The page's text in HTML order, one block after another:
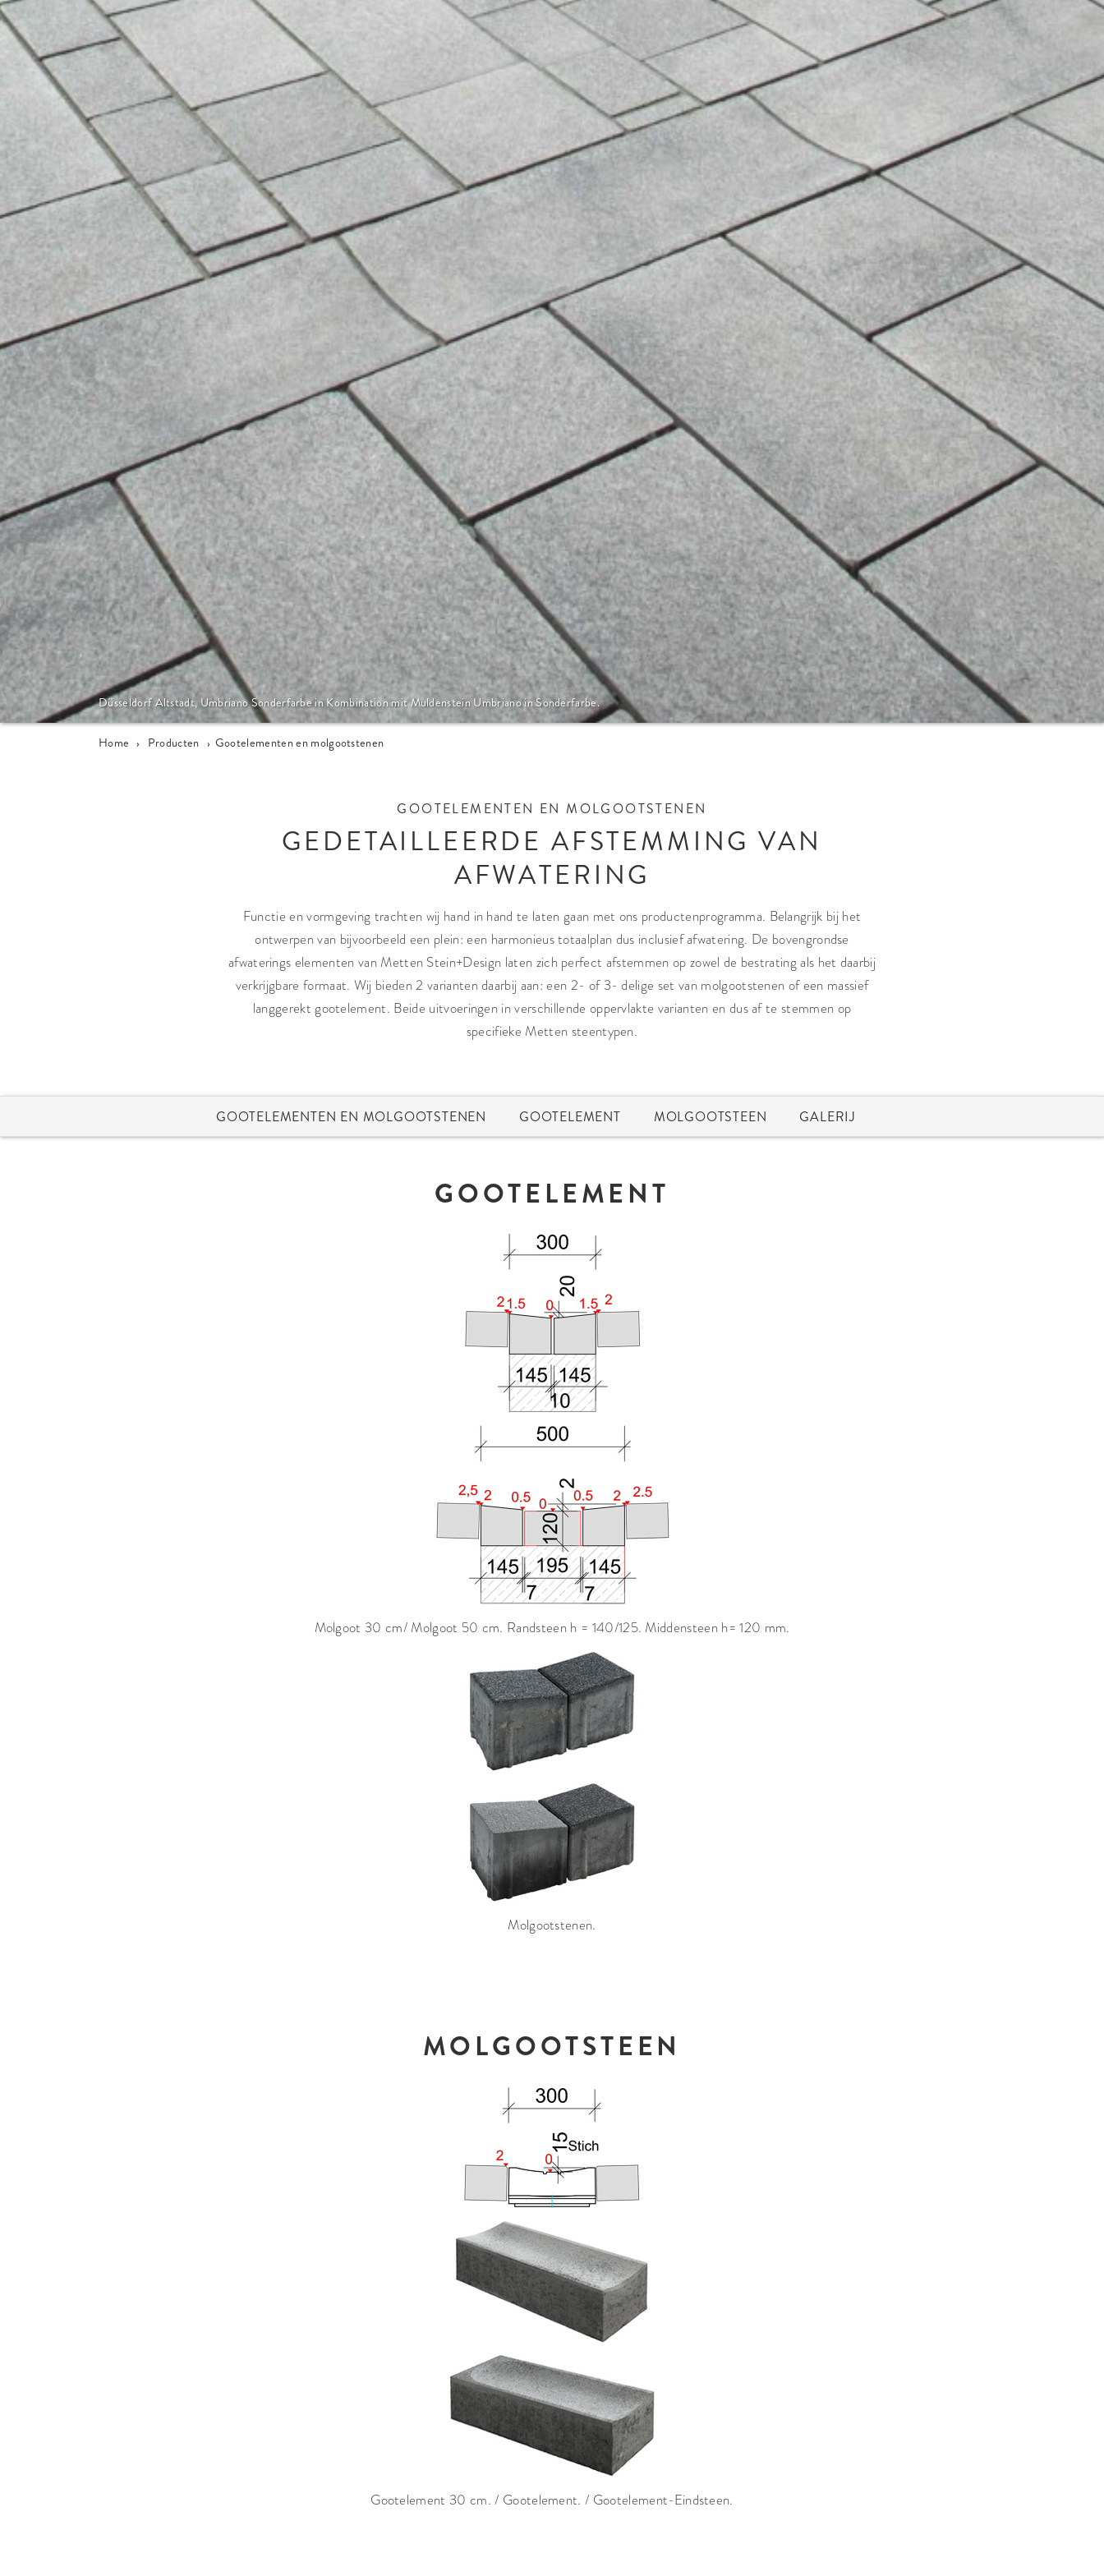
Düsseldorf Altstadt, Umbriano Sonderfarbe in Kombination mit Muldenstein Umbriano in Sonderfarbe.
Home › Producten › Gootelementen en molgootstenen
GOOTELEMENTEN EN MOLGOOTSTENEN
GEDETAILLEERDE AFSTEMMING VAN
AFWATERING
Functie en vormgeving trachten wij hand in hand te laten gaan met ons productenprogramma. Belangrijk bij het
ontwerpen van bijvoorbeeld een plein: een harmonieus totaalplan dus inclusief afwatering. De bovengrondse
afwaterings elementen van Metten Stein+Design laten zich perfect afstemmen op zowel de bestrating als het daarbij
verkrijgbare formaat. Wij bieden 2 varianten daarbij aan: een 2- of 3- delige set van molgootstenen of een massief
langgerekt gootelement. Beide uitvoeringen in verschillende oppervlakte varianten en dus af te stemmen op
specifieke Metten steentypen.
GOOTELEMENTEN EN MOLGOOTSTENEN GOOTELEMENT MOLGOOTSTEEN GALERIJ
GOOTELEMENT
Molgoot 30 cm/ Molgoot 50 cm. Randsteen h = 140/125. Middensteen h= 120 mm.
Molgootstenen.
MOLGOOTSTEEN
Gootelement 30 cm. / Gootelement. / Gootelement-Eindsteen.